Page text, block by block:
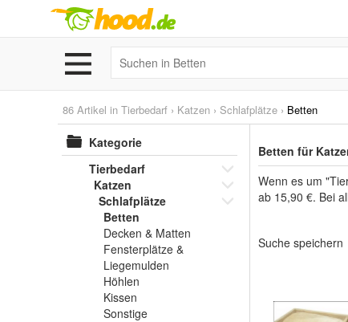
86 Artikel in Tierbedarf › Katzen › Schlafplätze › Betten
Kategorie
Tierbedarf
Katzen
Schlafplätze
Betten
Decken & Matten
Fensterplätze &
Liegemulden
Höhlen
Kissen
Sonstige
Betten für
Wenn es um
ab 15,90 €. Bei
Suche speichern